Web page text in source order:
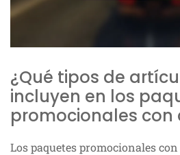
¿Qué tipos de
incluyen en los
promocionales con
Los paquetes promocionales